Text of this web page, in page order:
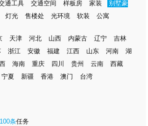
通工具 交通空间 样板房 家装
别墅豪
灯光 售楼处 光环境 软装 公寓
天津 河北 山西 内蒙古 辽宁
吉林
浙江 安徽 福建 江西 山东 河南
湖
海南 重庆 四川 贵州 云南
西藏
宁夏 新疆 香港 澳门 台湾
100条任务